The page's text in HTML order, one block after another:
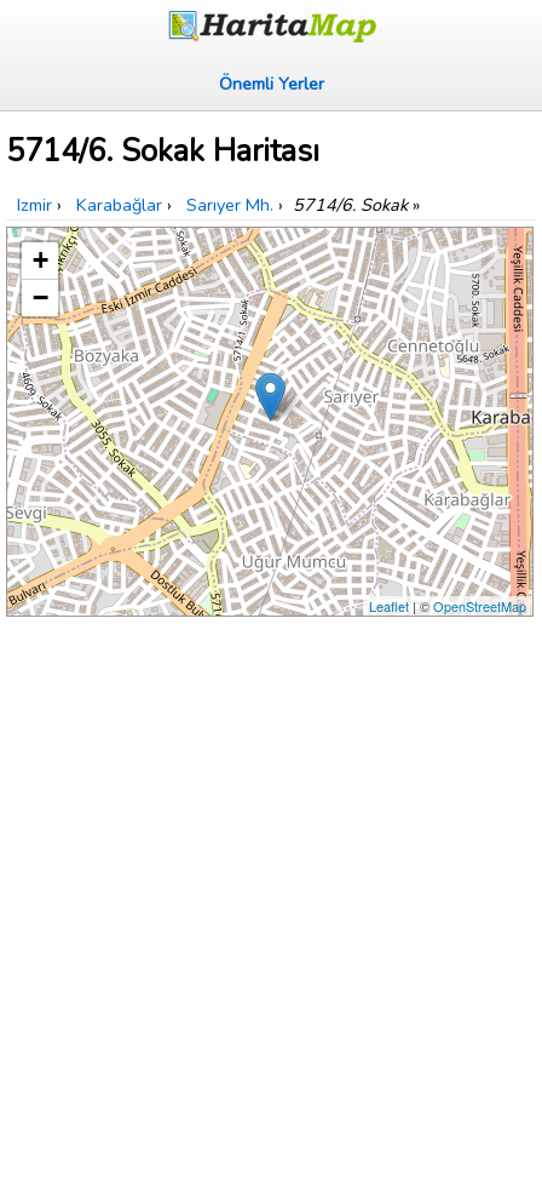
Önemli Yerler
5714/6. Sokak Haritası
Izmir › Karabağlar › Sarıyer Mh. › 5714/6. Sokak»
+
−
Leaflet| ©OpenStreetMap